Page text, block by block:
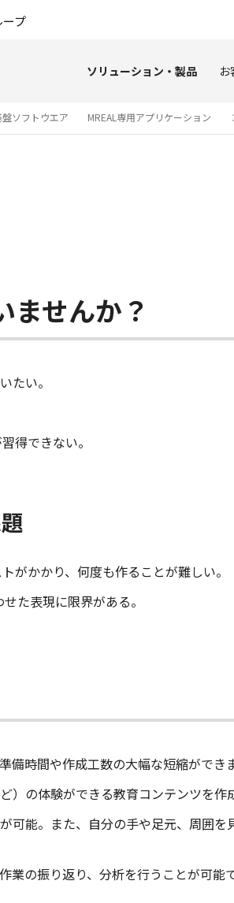
プ
ソリューション・製品 お
盤ソフトウエア MREAL専用アプリケーション
ませんか？
たい。
得できない。
がかかり、何度も作ることが難しい。
た表現に限界がある。
時間や作成工数の大幅な短縮ができま
の体験ができる教育コンテンツを作
可能。また、自分の手や足元、周囲
の振り返り、分析を行うことが可能で